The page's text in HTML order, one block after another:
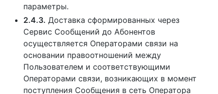
параметры.
2.4.3. Доставка сформированных через
Сервис Сообщений до Абонентов
осуществляется Операторами связи на
основании правоотношений между
Пользователем и соответствующими
Операторами связи, возникающих в момент
поступления Сообщения в сеть Оператора